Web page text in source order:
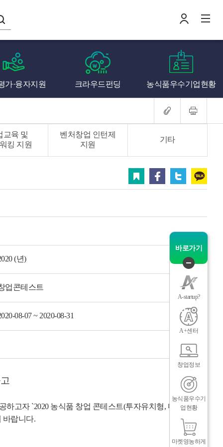
로
인
전
체
나의창업일지
가·융자지원 크라우드펀딩 농식품우수기업현황
교육 및
킹 지원
벤처창업 인턴제
지원
기타
트위터 카카오
(년)
업콘테스트
08-07 ~ 2020-08-31
고자 `2020 농식품 창업 콘테스트(투자유치형, 마케팅형)
바랍니다.
바로가기
퀵
메
뉴
닫
기
A-startup?
A+센터
창업정보
농식품우수기
업현황
마켓영농하게